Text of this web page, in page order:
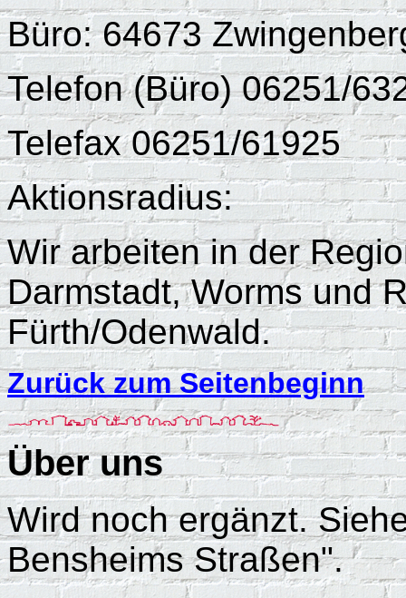
Büro: 64673
Telefon (Büro) 06251/
Telefax 06251/61925
Aktionsradius:
Wir arbeiten in der
Darmstadt, Worms und
Fürth/Odenwald.
Zurück zum Seitenbeginn
Über uns
Wird noch ergänzt.
Bensheims Straßen".